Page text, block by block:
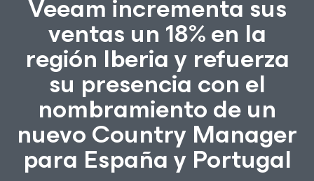
actualización de contenido de CrowdStrike
RMA
Veeam incrementa sus
ventas un 18% en la
región Iberia y refuerza
su presencia con el
nombramiento de un
nuevo Country Manager
para España y Portugal